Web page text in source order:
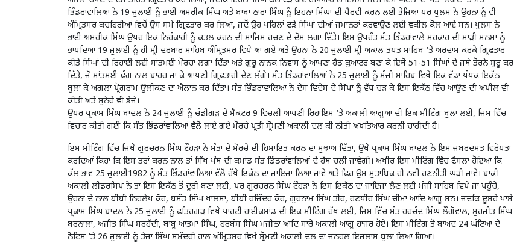
ਭਿੰਡਰਾਂਵਾਲਿਆਂ ਨੇ 19 ਜੁਲਾਈ ਨੂੰ ਭਾਈ ਅਮਰੀਕ ਸਿੰਘ ਅਤੇ ਬਾਬਾ ਠਾਰਾ ਸਿੰਘ ਨੂੰ ਇਹਨਾਂ ਸਿੰਘਾਂ ਦੀ ਪੈਰਵੀ ਕਰਨ ਲਈ ਭੇਜਿਆ ਪਰ ਪੁਲਸ ਨੇ ਉਹਨਾਂ ਨੂੰ ਵੀ
ਅੰਮ੍ਰਿਤਸਰ ਕਚਹਿਰੀਆਂ ਵਿਚੋਂ ਉਸ ਸਮੇਂ ਗ੍ਰਿਫਤਾਰ ਕਰ ਲਿਆ, ਜਦੋਂ ਉਹ ਪਹਿਲਾਂ ਫੜੇ ਸਿੰਘਾਂ ਦੀਆਂ ਜਮਾਨਤਾਂ ਕਰਵਾਉਣ ਲਈ ਵਕੀਲ ਕੋਲ ਆਏ ਸਨ। ਪੁਲਸ ਨੇ
ਭਾਈ ਅਮਰੀਕ ਸਿੰਘ ਉਪਰ ਇਕ ਨਿਰੰਕਾਰੀ ਨੂੰ ਕਤਲ ਕਰਨ ਦੀ ਸਾਜਿਸ ਰਚਣ ਦੇ ਦੋਸ ਲਗਾ ਦਿੱਤੇ। ਇਸ ਉਪਰੰਤ ਸੰਤ ਭਿੰਡਰਾਂਵਾਲੇ ਸਰਕਾਰ ਦੀ ਮਾੜੀ ਮਨਸਾ ਨੂੰ
ਭਾਪਦਿਆਂ 19 ਜੁਲਾਈ ਨੂੰ ਹੀ ਸ੍ਰੀ ਦਰਬਾਰ ਸਾਹਿਬ ਅੰਮ੍ਰਿਤਸਰ ਵਿਖੇ ਆ ਗਏ ਅਤੇ ਉਹਨਾਂ ਨੇ 20 ਜੁਲਾਈ ਸ੍ਰੀ ਅਕਾਲ ਤਖਤ ਸਾਹਿਬ ‘ਤੇ ਅਰਦਾਸ ਕਰਕੇ ਗ੍ਰਿਫਤਾਰ
ਕੀਤੇ ਸਿੰਘਾਂ ਦੀ ਰਿਹਾਈ ਲਈ ਸਾਂਤਮਈ ਮੋਰਚਾ ਲਗਾ ਦਿੱਤਾ ਅਤੇ ਗੁਰੂ ਨਾਨਕ ਨਿਵਾਸ ਨੂੰ ਆਪਣਾ ਹੈਡ ਕੁਆਟਰ ਬਣਾ ਕੇ ਇਥੋਂ 51-51 ਸਿੰਘਾਂ ਦੇ ਜਥੇ ਤੋਰਨੇ ਸੁਰੂ ਕਰ
ਦਿੱਤੇ, ਜੋ ਸਾਂਤਮਈ ਢੰਗ ਨਾਲ ਬਾਹਰ ਜਾ ਕੇ ਆਪਣੀ ਗ੍ਰਿਫਤਾਰੀ ਦੇਣ ਲੱਗੇ। ਸੰਤ ਭਿੰਡਰਾਂਵਾਲਿਆਂ ਨੇ 25 ਜੁਲਾਈ ਨੂੰ ਮੰਜੀ ਸਾਹਿਬ ਵਿਖੇ ਇਕ ਵੱਡਾ ਪੰਥਕ ਇਕੱਠ
ਬੁਲਾ ਕੇ ਅਗਲਾ ਪ੍ਰੋਗਰਾਮ ਉਲੀਕਣ ਦਾ ਐਲਾਨ ਕਰ ਦਿੱਤਾ। ਸੰਤ ਭਿੰਡਰਾਂਵਾਲਿਆਂ ਨੇ ਦੇਸ ਵਿਦੇਸ ਦੇ ਸਿੱਖਾਂ ਨੂੰ ਵੱਧ ਚੜ ਕੇ ਇਸ ਇਕੱਠ ਵਿੱਚ ਆਉਣ ਦੀ ਅਪੀਲ ਵੀ
ਕੀਤੀ ਅਤੇ ਸੁਨੇਹੇ ਵੀ ਭੇਜੇ।
ਉਧਰ ਪ੍ਰਕਾਸ ਸਿੰਘ ਬਾਦਲ ਨੇ 24 ਜੁਲਾਈ ਨੂੰ ਚੰਡੀਗੜ ਦੇ ਸੈਕਟਰ 9 ਵਿਚਲੀ ਆਪਣੀ ਰਿਹਾਇਸ ‘ਤੇ ਅਕਾਲੀ ਆਗੂਆਂ ਦੀ ਇਕ ਮੀਟਿੰਗ ਬੁਲਾ ਲਈ, ਜਿਸ ਵਿੱਚ
ਵਿਚਾਰ ਕੀਤੀ ਗਈ ਕਿ ਸੰਤ ਭਿੰਡਰਾਂਵਾਲਿਆਂ ਵੱਲੋਂ ਲਾਏ ਗਏ ਮੋਰਚੇ ਪ੍ਰਤੀ ਸ੍ਰੋਮਣੀ ਅਕਾਲੀ ਦਲ ਕੀ ਨੀਤੀ ਅਖਤਿਆਰ ਕਰਨੀ ਚਾਹੀਦੀ ਹੈ।
ਇਸ ਮੀਟਿੰਗ ਵਿੱਚ ਜਿਥੇ ਗੁਰਚਰਨ ਸਿੰਘ ਟੌਹੜਾ ਨੇ ਸੰਤਾਂ ਦੇ ਮੋਰਚੇ ਦੀ ਹਿਮਾਇਤ ਕਰਨ ਦਾ ਸੁਝਾਅ ਦਿੱਤਾ, ਉਥੇ ਪ੍ਰਕਾਸ ਸਿੰਘ ਬਾਦਲ ਨੇ ਇਸ ਜਬਰਦਸਤ ਵਿਰੋਧਤਾ
ਕਰਦਿਆਂ ਕਿਹਾ ਕਿ ਇਸ ਤਰਾਂ ਕਰਨ ਨਾਲ ਤਾਂ ਸਿੱਖ ਪੰਥ ਦੀ ਕਮਾਂਡ ਸੰਤ ਡਿੰਡਰਾਂਵਾਲਿਆਂ ਦੇ ਹੱਥ ਚਲੀ ਜਾਵੇਗੀ। ਅਖੀਰ ਇਸ ਮੀਟਿੰਗ ਵਿੱਚ ਫੈਸਲਾ ਹੋਇਆ ਕਿ
ਕੱਲ ਭਾਵ 25 ਜੁਲਾਈ1982 ਨੂੰ ਸੰਤ ਭਿੰਡਰਾਂਵਾਲਿਆਂ ਵੱਲੋਂ ਰੱਖੇ ਇਕੱਠ ਦਾ ਜਾਇਜਾ ਲਿਆ ਜਾਵੇ ਅਤੇ ਫਿਰ ਉਸ ਮੁਤਾਬਿਕ ਹੀ ਨਵੀਂ ਰਣਨੀਤੀ ਘੜੀ ਜਾਵੇ। ਬਾਕੀ
ਅਕਾਲੀ ਲੀਡਰਸਿਪ ਨੇ ਤਾਂ ਇਸ ਇਕੱਠ ਤੋਂ ਦੂਰੀ ਬਣਾ ਲਈ, ਪਰ ਗੁਰਚਰਨ ਸਿੰਘ ਟੌਹੜਾ ਨੇ ਇਸ ਇਕੱਠ ਦਾ ਜਾਇਜਾ ਲੈਣ ਲਈ ਮੰਜੀ ਸਾਹਿਬ ਵਿਖੇ ਜਾ ਪਹੁੰਚੇ,
ਉਹਨਾਂ ਦੇ ਨਾਲ ਬੀਬੀ ਨਿਰਲੇਪ ਕੌਰ, ਬਸੰਤ ਸਿੰਘ ਖਾਲਸਾ, ਬੀਬੀ ਰਜਿੰਦਰ ਕੌਰ, ਗੁਰਨਾਮ ਸਿੰਘ ਤੀਰ, ਰਣਧੀਰ ਸਿੰਘ ਚੀਮਾ ਆਦਿ ਆਗੂ ਸਨ। ਜਦਕਿ ਦੂਸਰੇ ਪਾਸੇ
ਪ੍ਰਕਾਸ ਸਿੰਘ ਬਾਦਲ ਨੇ 25 ਜੁਲਾਈ ਨੂੰ ਫਤਿਹਗੜ ਵਿਖੇ ਪਾਰਟੀ ਹਾਈਕਮਾਂਡ ਦੀ ਇਕ ਮੀਟਿੰਗ ਰੱਖ ਲਈ, ਜਿਸ ਵਿੱਚ ਸੰਤ ਹਰਚੰਦ ਸਿੰਘ ਲੌਂਗੋਵਾਲ, ਸੁਰਜੀਤ ਸਿੰਘ
ਬਰਨਾਲਾ, ਅਜੀਤ ਸਿੰਘ ਸਰਹੱਦੀ, ਬਾਬੂ ਆਤਮਾ ਸਿੰਘ, ਹਰਬੰਸ ਸਿੰਘ ਮਜੀਠਾ ਆਦਿ ਸਾਰੇ ਅਕਾਲੀ ਆਗੂ ਹਾਜਰ ਹੋਏ। ਇਸ ਮੀਟਿੰਗ ਤੋਂ ਬਾਅਦ 24 ਘੰਟਿਆਂ ਦੇ
ਨੋਟਿਸ ‘ਤੇ 26 ਜੁਲਾਈ ਨੂੰ ਤੇਜਾ ਸਿੰਘ ਸਮੰਦਰੀ ਹਾਲ ਅੰਮ੍ਰਿਤਸਰ ਵਿਖੇ ਸ੍ਰੋਮਣੀ ਅਕਾਲੀ ਦਲ ਦਾ ਜਨਰਲ ਇਜਲਾਸ ਬੁਲਾ ਲਿਆ ਗਿਆ।